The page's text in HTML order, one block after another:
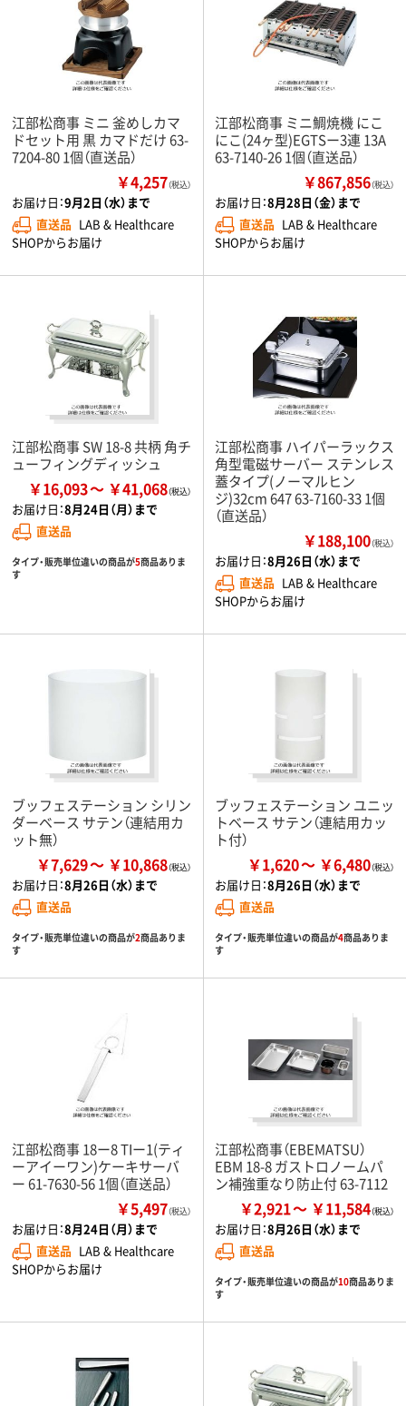
江部松商事 ミニ 釜めしカマ
ドセット用 黒 カマドだけ 63-
7204-80 1個（直送品）
￥4,257（税込）
お届け日：9月2日（水）まで
直送品 LAB & Healthcare
SHOPからお届け
江部松商事 ミニ鯛焼機 にこ
にこ(24ヶ型)EGTSー3連 13A
63-7140-26 1個（直送品）
￥867,856（税込）
お届け日：8月28日（金）まで
直送品 LAB & Healthcare
SHOPからお届け
江部松商事 SW 18-8 共柄 角チ
ューフィングディッシュ
￥16,093 ￥41,068
お届け日：8月24日（月）まで
直送品
タイプ・販売単位違いの商品が5商品ありま
す
江部松商事 ハイパーラックス
角型電磁サーバー ステンレス
蓋タイプ(ノーマルヒン
ジ)32cm 647 63-7160-33 1個
（直送品）
￥188,100（税込）
お届け日：8月26日（水）まで
直送品 LAB & Healthcare
SHOPからお届け
ブッフェステーション シリン
ダーベース サテン（連結用カ
ット無）
￥7,629 ￥10,868
お届け日：8月26日（水）まで
直送品
タイプ・販売単位違いの商品が2商品ありま
す
ブッフェステーション ユニッ
トベース サテン（連結用カッ
ト付）
￥1,620 ￥6,480
お届け日：8月26日（水）まで
直送品
タイプ・販売単位違いの商品が4商品ありま
す
江部松商事 18ー8 TIー1(ティ
ーアイーワン)ケーキサーバ
ー 61-7630-56 1個（直送品）
￥5,497（税込）
お届け日：8月24日（月）まで
直送品 LAB & Healthcare
SHOPからお届け
江部松商事（EBEMATSU）
EBM 18-8 ガストロノームパ
ン補強重なり防止付 63-7112
￥2,921 ￥11,584
お届け日：8月26日（水）まで
直送品
タイプ・販売単位違いの商品が10商品ありま
す